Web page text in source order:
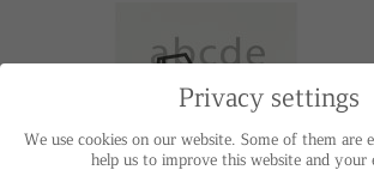
Privacy settings
We use cookies on our website. Some of them are
help us to improve this website and your